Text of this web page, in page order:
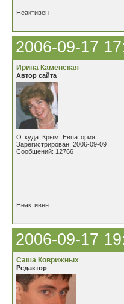
Неактивен
2006-09-17
Ирина Каменская
Автор сайта
Откуда: Крым, Евпатория
Зарегистрирован: 2006-09-09
Сообщений: 12766
Неактивен
2006-09-17
Саша Коврижных
Редактор